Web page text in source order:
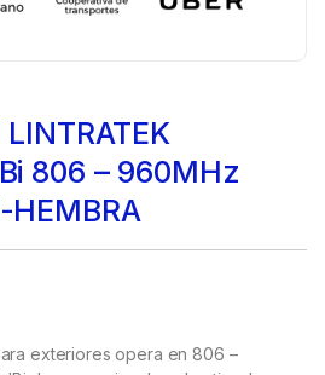
806 – 960MHz
HEMBRA
exteriores opera en 806 –